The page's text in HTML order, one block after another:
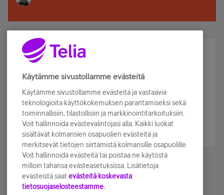
Älä jää paitsi – osallistu ja voita!
Tilaa Telian uutiskirje ja olet mukana arvonnassa.
sähköpostiisi.
Tilaa nyt
Käytämme sivustollamme evästeitä
Käytämme sivustollamme evästeitä ja vastaavia
teknologioita käyttökokemuksen parantamiseksi sekä
toiminnallisiin, tilastollisiin ja markkinointitarkoituksiin.
Voit hallinnoida evästevalintojasi alla. Kaikki luokat
sisältävät kolmansien osapuolien evästeitä ja
merkitsevät tietojen siirtämistä kolmansille osapuolille.
Voit hallinnoida evästeitä tai poistaa ne käytöstä
milloin tahansa evästeasetuksissa. Lisätietoja
evästeistä saat evästeitä koskevasta
tietosuojaselosteestamme.